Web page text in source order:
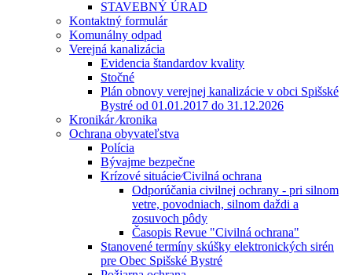
STAVEBNÝ ÚRAD
Kontaktný formulár
Komunálny odpad
Verejná kanalizácia
Evidencia štandardov kvality
Stočné
Plán obnovy verejnej kanalizácie v obci Spišské
Bystré od 01.01.2017 do 31.12.2026
Kronikár ⁄kronika
Ochrana obyvateľstva
Polícia
Bývajme bezpečne
Krízové situácie⁄Civilná ochrana
Odporúčania civilnej ochrany - pri silnom
vetre, povodniach, silnom daždi a
zosuvoch pôdy
Časopis Revue "Civilná ochrana"
Stanovené termíny skúšky elektronických sirén
pre Obec Spišské Bystré